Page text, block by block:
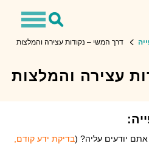
Toggle
Toggle
דרך המשי – נקודות עצירה והמלצות
עצירה והמלצות
יודעים עליה? (בדיקת ידע קודם,